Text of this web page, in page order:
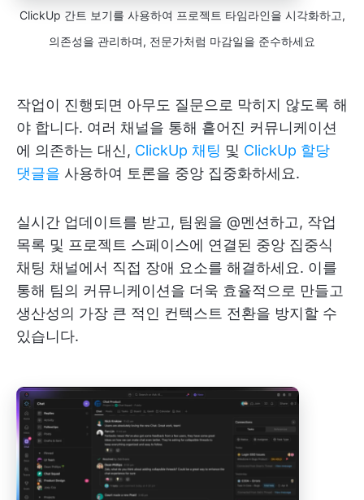
ClickUp 간트 보기를 사용하여 프로젝트 타임라인을 시각화하고,
의존성을 관리하며, 전문가처럼 마감일을 준수하세요
작업이 진행되면 아무도 질문으로 막히지 않도록 해
야 합니다. 여러 채널을 통해 흩어진 커뮤니케이션
에 의존하는 대신, ClickUp 채팅 및 ClickUp 할당
댓글을 사용하여 토론을 중앙 집중화하세요.
실시간 업데이트를 받고, 팀원을 @멘션하고, 작업
목록 및 프로젝트 스페이스에 연결된 중앙 집중식
채팅 채널에서 직접 장애 요소를 해결하세요. 이를
통해 팀의 커뮤니케이션을 더욱 효율적으로 만들고
생산성의 가장 큰 적인 컨텍스트 전환을 방지할 수
있습니다.